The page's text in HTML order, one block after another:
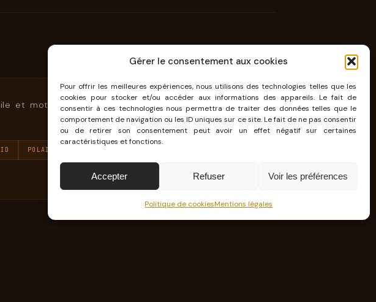
Gérer le consentement aux cookies
Pour offrir les meilleures expériences, nous utilisons des technologies telles que les
cookies pour stocker et/ou accéder aux informations des appareils. Le fait de
consentir à ces technologies nous permettra de traiter des données telles que le
comportement de navigation ou les ID uniques sur ce site. Le fait de ne pas consentir
ou de retirer son consentement peut avoir un effet négatif sur certaines
caractéristiques et fonctions.
Accepter Refuser Voir les préférences
Politique de cookiesMentions légales
et moto qui ont choisi Kambouis Studio pour leurs
POLAIRE JOUBERT GROUP